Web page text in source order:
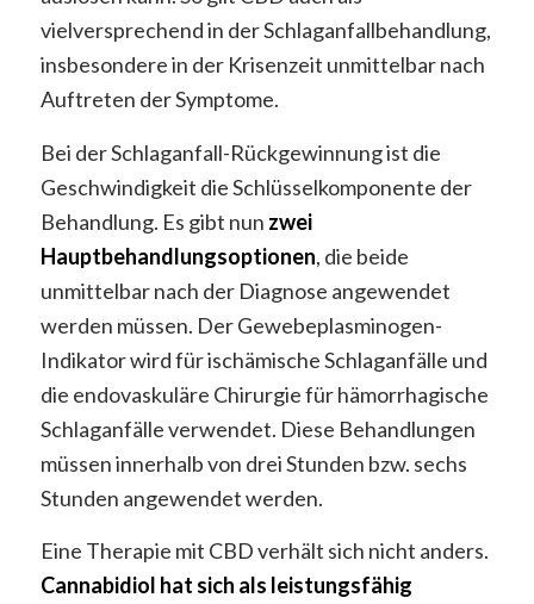
vielversprechend in der Schlaganfallbehandlung,
insbesondere in der Krisenzeit unmittelbar nach
Auftreten der Symptome.
Bei der Schlaganfall-Rückgewinnung ist die
Geschwindigkeit die Schlüsselkomponente der
Behandlung. Es gibt nun zwei
Hauptbehandlungsoptionen, die beide
unmittelbar nach der Diagnose angewendet
werden müssen. Der Gewebeplasminogen-
Indikator wird für ischämische Schlaganfälle und
die endovaskuläre Chirurgie für hämorrhagische
Schlaganfälle verwendet. Diese Behandlungen
müssen innerhalb von drei Stunden bzw. sechs
Stunden angewendet werden.
Eine Therapie mit CBD verhält sich nicht anders.
Cannabidiol hat sich als leistungsfähig